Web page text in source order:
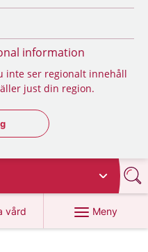
information
inte ser regionalt innehåll
just din region.
regionsväljaren
vård
1177.se
Meny